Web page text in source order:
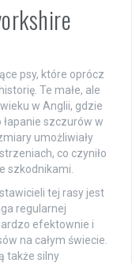
psy, które oprócz
Te małe, ale
w Anglii, gdzie
szczurów w
umożliwiały
co czyniło
szkodnikami.
tej rasy jest
regularnej
efektownie i
na całym świecie.
także silny